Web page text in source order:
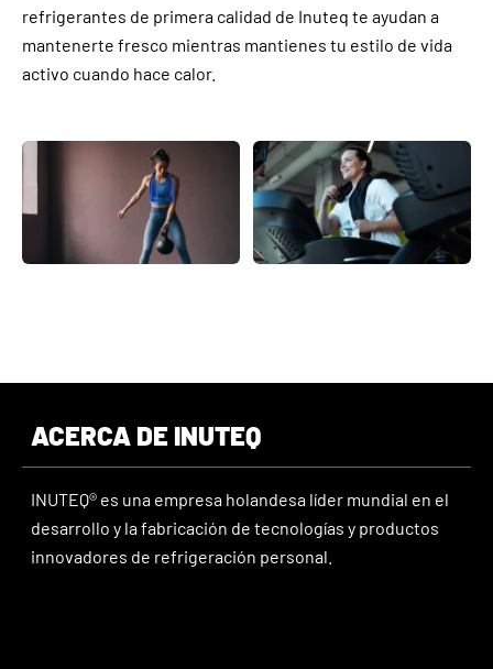
refrigerantes de primera calidad de Inuteq te ayudan a
mantenerte fresco mientras mantienes tu estilo de vida
activo cuando hace calor.
ACERCA DE INUTEQ
INUTEQ® es una empresa holandesa líder mundial en el
desarrollo y la fabricación de tecnologías y productos
innovadores de refrigeración personal.